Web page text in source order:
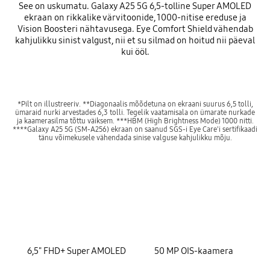
See on uskumatu. Galaxy A25 5G 6,5-tolline Super AMOLED
ekraan on rikkalike värvitoonide, 1000-nitise ereduse ja
Vision Boosteri nähtavusega. Eye Comfort Shield vähendab
kahjulikku sinist valgust, nii et su silmad on hoitud nii päeval
kui ööl.
*Pilt on illustreeriv. **Diagonaalis mõõdetuna on ekraani suurus 6,5 tolli,
ümaraid nurki arvestades 6,3 tolli. Tegelik vaatamisala on ümarate nurkade
ja kaamerasilma tõttu väiksem. ***HBM (High Brightness Mode) 1000 nitti.
****Galaxy A25 5G (SM-A256) ekraan on saanud SGS-i Eye Care'i sertifikaadi
tänu võimekusele vähendada sinise valguse kahjulikku mõju.
6,5" FHD+ Super AMOLED 50 MP OIS-kaamera